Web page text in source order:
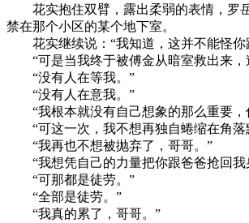
花实抱住双臂，露出柔弱的表情，罗岳
禁在那个小区的某个地下室。
花实继续说：“我知道，这并不能怪你
“可是当我终于被傅金从暗室救出来，
“没有人在等我。”
“没有人在意我。”
“我根本就没有自己想象的那么重要，
“可这一次，我不想再独自蜷缩在角落
“我再也不想被抛弃了，哥哥。”
“我想凭自己的力量把你跟爸爸抢回我
“可那都是徒劳。”
“全部是徒劳。”
“我真的累了，哥哥。”